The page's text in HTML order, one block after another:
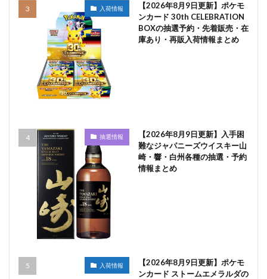
入荷情報
【2026年8月9日更新】ポケモ
ンカード 30th CELEBRATION
BOXの抽選予約・先着販売・在
庫あり・再販入荷情報まとめ
抽選情報
【2026年8月9日更新】入手困
難なジャパニーズウイスキー山
崎・響・白州各種の抽選・予約
情報まとめ
入荷情報
【2026年8月9日更新】ポケモ
ンカード ストームエメラルダの